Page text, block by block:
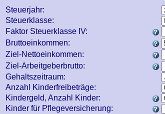
Steuerjahr:
Steuerklasse:
Faktor Steuerklasse IV:
Bruttoeinkommen:
Ziel-Nettoeinkommen:
Ziel-Arbeitgeberbrutto:
Gehaltszeitraum:
Anzahl Kinderfreibeträge:
Kindergeld, Anzahl Kinder:
Kinder für Pflegeversicherung: